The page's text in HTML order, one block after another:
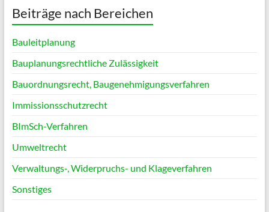
Beiträge nach Bereichen
Bauleitplanung
Bauplanungsrechtliche Zulässigkeit
Bauordnungsrecht, Baugenehmigungsverfahren
Immissionsschutzrecht
BImSch-Verfahren
Umweltrecht
Verwaltungs‑, Widerpruchs- und Klageverfahren
Sonstiges